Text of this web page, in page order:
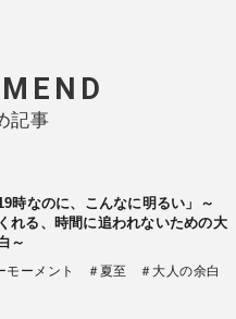
記事
時なのに、こんなに明るい」～
れる、時間に追われないための大
～
モーメント ＃夏至 ＃大人の余白